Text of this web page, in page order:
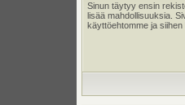
Sinun täytyy ensin
lisää mahdollisuuksia.
käyttöehtomme ja